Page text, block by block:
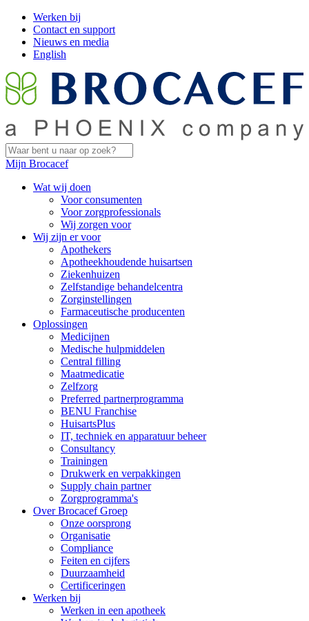
Werken bij
Contact en support
Nieuws en media
English
Mijn Brocacef
Wat wij doen
Voor consumenten
Voor zorgprofessionals
Wij zorgen voor
Wij zijn er voor
Apothekers
Apotheekhoudende huisartsen
Ziekenhuizen
Zelfstandige behandelcentra
Zorginstellingen
Farmaceutische producenten
Oplossingen
Medicijnen
Medische hulpmiddelen
Central filling
Maatmedicatie
Zelfzorg
Preferred partnerprogramma
BENU Franchise
HuisartsPlus
IT, techniek en apparatuur beheer
Consultancy
Trainingen
Drukwerk en verpakkingen
Supply chain partner
Zorgprogramma's
Over Brocacef Groep
Onze oorsprong
Organisatie
Compliance
Feiten en cijfers
Duurzaamheid
Certificeringen
Werken bij
Werken in een apotheek